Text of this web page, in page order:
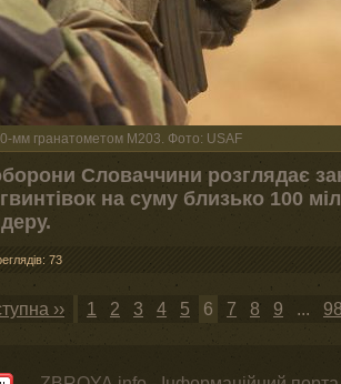
мм гранатометом M203. Фото: USAF
Словаччини розглядає
на суму близько 100
73
›› 1 2 3 4 5 6 7 8 9 ...